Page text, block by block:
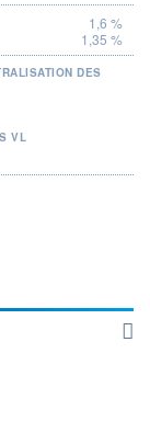
1,6 %
1,35 %
DES
VL